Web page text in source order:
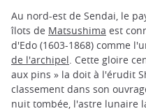
Au nord-est de Sendai, le
îlots de Matsushima est
d'Edo (1603-1868) comme
de l'archipel. Cette gloire
aux pins » la doit à l'érudit
classement dans son
nuit tombée, l'astre lunaire